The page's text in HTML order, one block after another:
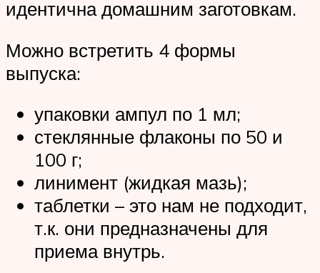
идентична домашним заготовкам.
Можно встретить 4 формы
выпуска:
упаковки ампул по 1 мл;
стеклянные флаконы по 50 и
100 г;
линимент (жидкая мазь);
таблетки – это нам не подходит,
т.к. они предназначены для
приема внутрь.